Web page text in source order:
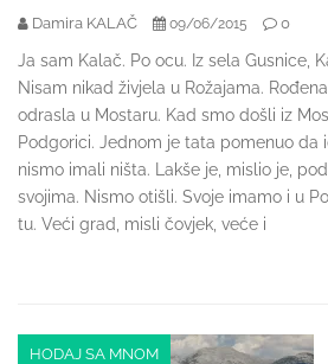
Damira KALAČ 09/06/2015 0
Ja sam Kalač. Po ocu. Iz sela Gusnice,
Nisam nikad živjela u Rožajama.
odrasla u Mostaru. Kad smo došli iz
Podgorici. Jednom je tata pomenuo da
nismo imali ništa. Lakše je, mislio je,
svojima. Nismo otišli. Svoje imamo i u
tu. Veći grad, misli čovjek, veće i
HODAJ SA MNOM